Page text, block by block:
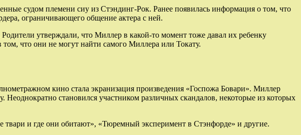
судом племени сиу из Стэндинг-Рок. Ранее появилась информация о том, что
ограничивающего общение актера с ней.
утверждали, что Миллер в какой-то момент тоже давал их ребенку
что они не могут найти самого Миллера или Токату.
кино стала экранизация произведения «Госпожа Бовари». Миллер
становился участником различных скандалов, некоторые из которых
и где они обитают», «Тюремный эксперимент в Стэнфорде» и другие.